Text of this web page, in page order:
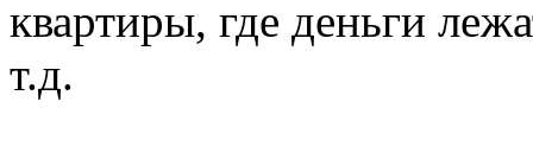
квартиры, где деньги
т.д.